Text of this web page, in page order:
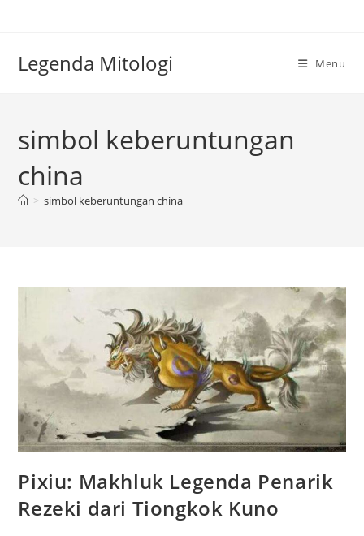
Legenda Mitologi Menu
simbol keberuntungan
china
> simbol keberuntungan china
Pixiu: Makhluk Legenda Penarik
Rezeki dari Tiongkok Kuno